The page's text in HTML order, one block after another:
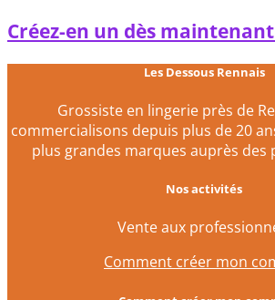
Créez-en un dès
Les Dessous Rennais
Grossiste en lingerie près de
commercialisons depuis plus de 20
plus grandes marques auprès des
Nos activités
Vente aux
Comment créer mon